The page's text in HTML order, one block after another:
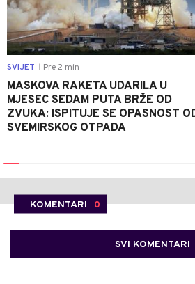
SVIJET Pre 2 min
MASKOVA RAKETA UDARILA U
MJESEC SEDAM PUTA BRŽE OD
ZVUKA: ISPITUJE SE OPASNOST
SVEMIRSKOG OTPADA
KOMENTARI 0
SVI KOMENTARI